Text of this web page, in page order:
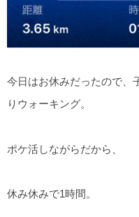
今日はお休みだったので、
りウォーキング。
ポケ活しながらだから、
休み休みで1時間。